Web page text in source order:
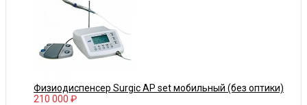
Физиодиспенсер Surgic AP set мобильный (без оптики)
210 000 ₽